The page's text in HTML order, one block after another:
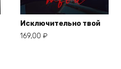
Исключительно твой
169,00 ₽